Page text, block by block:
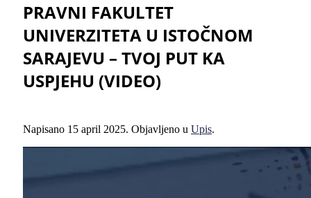
PRAVNI FAKULTET
UNIVERZITETA U ISTOČNOM
SARAJEVU – TVOJ PUT KA
USPJEHU (VIDEO)
Napisano 15 april 2025. Objavljeno u Upis.